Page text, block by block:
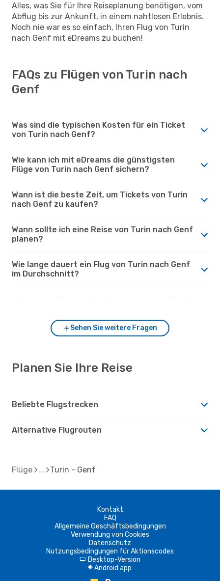
Alles, was Sie für Ihre Reiseplanung benötigen, vom
Abflug bis zur Ankunft, in einem nahtlosen Erlebnis.
Noch nie war es so einfach, Ihren Flug von Turin
nach Genf mit eDreams zu buchen!
FAQs zu Flügen von Turin nach
Genf
Was sind die typischen Kosten für ein Ticket
von Turin nach Genf?
Wie kann ich mit eDreams die günstigsten
Flüge von Turin nach Genf sichern?
Wann ist die beste Zeit, um Tickets von Turin
nach Genf zu kaufen?
Wann sollte ich eine Reise von Turin nach Genf
planen?
Wie lange dauert ein Flug von Turin nach Genf
im Durchschnitt?
Sehen Sie weitere Fragen
Planen Sie Ihre Reise
Beliebte Flugstrecken
Alternative Flugrouten
Flüge Turin - Genf
Kontakt
FAQ
Allgemeine Geschäftsbedingungen
Verwendung von Cookies
Datenschutz
Nutzungsbedingungen für Aktionscodes
d Desktop-Version
A Android app